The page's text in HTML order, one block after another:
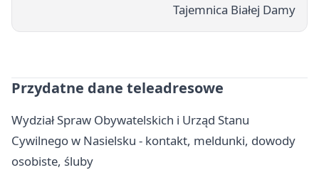
Tajemnica Białej Damy
Przydatne dane teleadresowe
Wydział Spraw Obywatelskich i Urząd Stanu
Cywilnego w Nasielsku - kontakt, meldunki, dowody
osobiste, śluby